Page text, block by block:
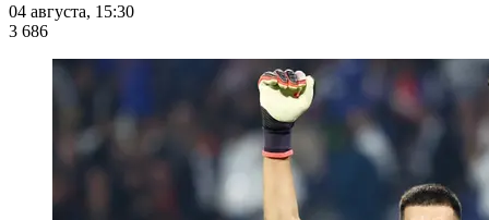
04 августа, 15:30
3 686